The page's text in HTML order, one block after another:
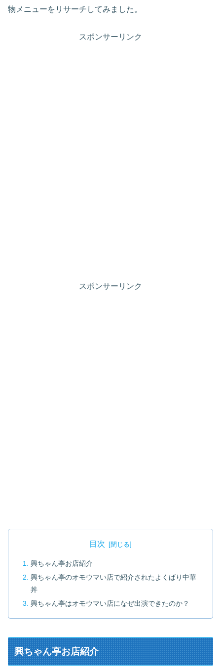
物メニューをリサーチしてみました。
スポンサーリンク
スポンサーリンク
目次
興ちゃん亭お店紹介
興ちゃん亭のオモウマい店で紹介されたよくばり中華
丼
興ちゃん亭はオモウマい店になぜ出演できたのか？
興ちゃん亭お店紹介